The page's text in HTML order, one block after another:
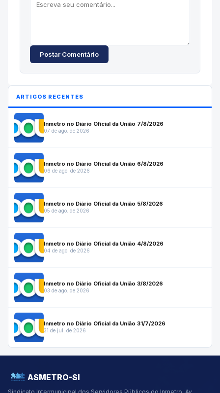
Postar Comentário
ARTIGOS RECENTES
Inmetro no Diário Oficial da União 7/8/2026
07 de ago. de 2026
Inmetro no Diário Oficial da União 6/8/2026
06 de ago. de 2026
Inmetro no Diário Oficial da União 5/8/2026
05 de ago. de 2026
Inmetro no Diário Oficial da União 4/8/2026
04 de ago. de 2026
Inmetro no Diário Oficial da União 3/8/2026
03 de ago. de 2026
Inmetro no Diário Oficial da União 31/7/2026
31 de jul. de 2026
ASMETRO-SI